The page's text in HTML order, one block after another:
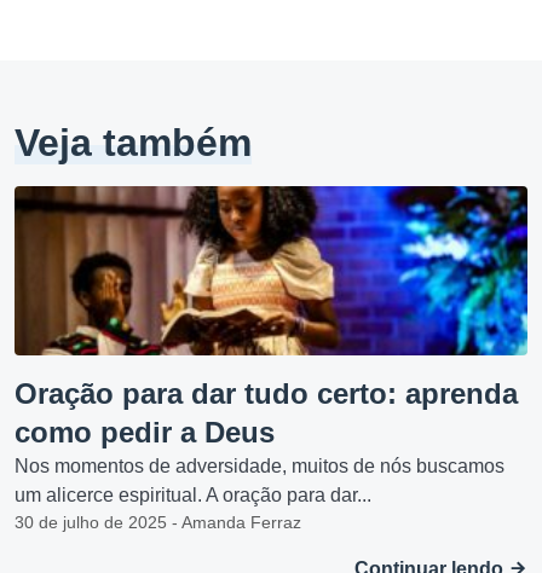
Veja também
Oração para dar tudo certo: aprenda
como pedir a Deus
Nos momentos de adversidade, muitos de nós buscamos
um alicerce espiritual. A oração para dar...
30 de julho de 2025 - Amanda Ferraz
Continuar lendo